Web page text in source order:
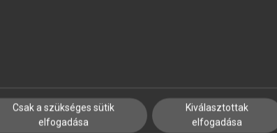
Csak a szükséges sütik
elfogadása
Kiválasztottak
elfogadása